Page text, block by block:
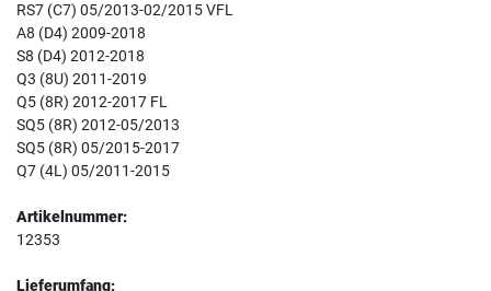
RS7 (C7) 05/2013-02/2015 VFL
A8 (D4) 2009-2018
S8 (D4) 2012-2018
Q3 (8U) 2011-2019
Q5 (8R) 2012-2017 FL
SQ5 (8R) 2012-05/2013
SQ5 (8R) 05/2015-2017
Q7 (4L) 05/2011-2015
Artikelnummer:
12353
Lieferumfang: